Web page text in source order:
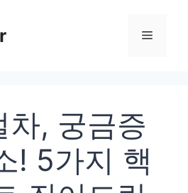
메
차, 궁금증
! 5가지 핵